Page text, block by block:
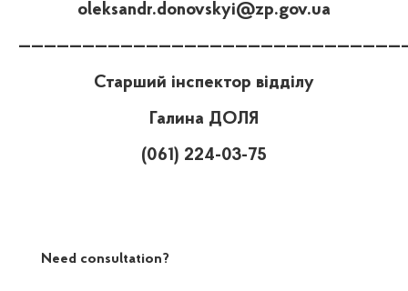
oleksandr.donovskyi@zp.gov.ua
Старший інспектор відділу
Галина ДОЛЯ
(061) 224-03-75
Need consultation?